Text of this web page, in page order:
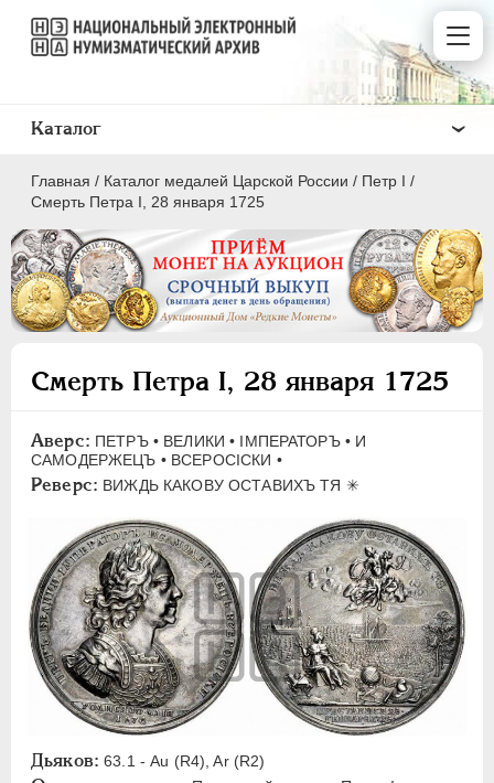
Главная / Каталог медалей Царской России / Пeтр I /
Смерть Петра I, 28 января 1725
Смерть Петра I, 28 января 1725
Аверс: ПЕТРЪ • ВЕЛИКИ • IМПЕРАТОРЪ • И
САМОДЕРЖЕЦЪ • ВСЕРОСIСКИ •
Реверс: ВИЖДЬ КАКОВУ ОСТАВИХЪ ТЯ ✳
Дьяков: 63.1 - Au (R4), Ar (R2)
Каталог
ВСЕ
Латинская надпись
A C D E F G H I
M
N O Q R
Русская надпись
А Б В Д Е З К М
Н
П
С Х Ц Я
ЕКАТЕРИНА I 1725-1727
ПЕТР II 1727-1729
АННА ИОАННОВНА 1730-1740